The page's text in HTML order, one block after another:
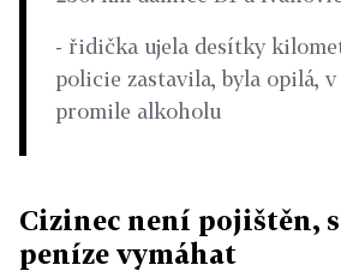
- řidička ujela desítky
policie zastavila, byla opilá, v
promile alkoholu
Cizinec není pojištěn,
peníze vymáhat